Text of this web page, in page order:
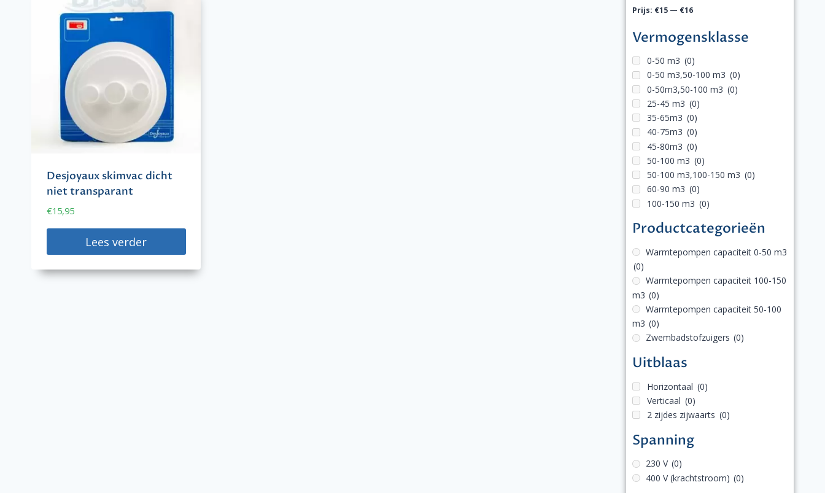
Desjoyaux skimvac dicht
niet transparant
€15,95
Lees verder
Prijs: €15— €16
Vermogensklasse
0-50 m3 (0)
0-50 m3,50-100 m3 (0)
0-50m3,50-100 m3 (0)
25-45 m3 (0)
35-65m3 (0)
40-75m3 (0)
45-80m3 (0)
50-100 m3 (0)
50-100 m3,100-150 m3 (0)
60-90 m3 (0)
100-150 m3 (0)
Productcategorieën
Warmtepompen capaciteit 0-50 m3
(0)
Warmtepompen capaciteit 100-150
m3 (0)
Warmtepompen capaciteit 50-100
m3 (0)
Zwembadstofzuigers (0)
Uitblaas
Horizontaal (0)
Verticaal (0)
2 zijdes zijwaarts (0)
Spanning
230 V (0)
400 V (krachtstroom) (0)